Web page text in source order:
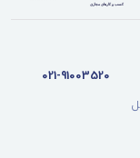
021-91003520